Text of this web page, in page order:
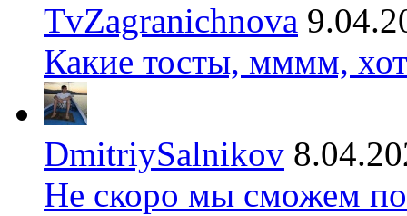
TvZagranichnova
Какие тосты, мммм,
DmitriySalnikov
Не скоро мы сможем